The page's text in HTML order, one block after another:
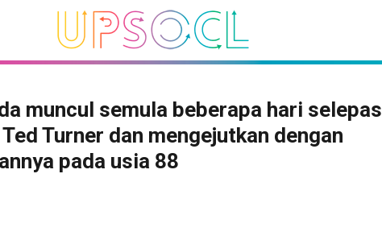
muncul semula beberapa hari selepas
Turner dan mengejutkan dengan
pada usia 88